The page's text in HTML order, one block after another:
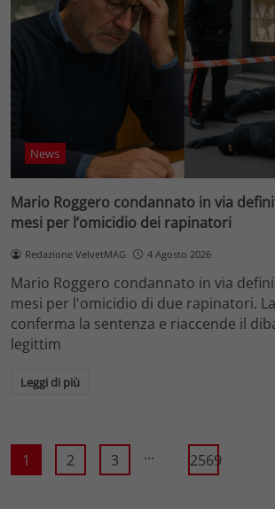
News
Mario Roggero condannato in via
mesi per l’omicidio dei rapinatori
Redazione VelvetMAG 4 Agosto 2026
Mario Roggero condannato in via
mesi per l'omicidio di due rapinatori.
conferma la sentenza e riaccende il
legittim
Leggi di più
1 2 3 ... 2569